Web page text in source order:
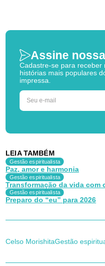
Assine
Cadastre-se para receber
histórias mais populares
impressa.
LEIA TAMBÉM
Gestão espiritualista
Paz, amor e harmonia
Gestão espiritualista
Transformação da vida com
Gestão espiritualista
Preparo do “eu” para 2026
Celso MorishitaGestão